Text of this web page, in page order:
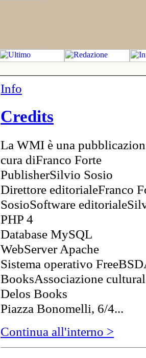
Info
Credits
La WMI è una
cura diFranco Forte
PublisherSilvio Sosio
Direttore editorialeFranco
SosioSoftware
PHP 4
Database MySQL
WebServer Apache
Sistema operativo
BooksAssociazione
Delos Books
Piazza Bonomelli, 6/4...
Continua all'interno >